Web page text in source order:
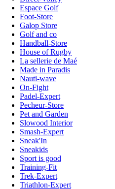
Espace Golf
Foot-Store
Galop Store
Golf and co
Handball-Store
House of Rugby
La sellerie de Maé
Made in Paradis
Nauti-wave
On-Fight
Padel-Expert
Pecheur-Store
Pet and Garden
Slowood Interior
Smash-Expert
Sneak'In
Sneakids
Sport is good
Training-Fit
Trek-Expert
Triathlon-Expert